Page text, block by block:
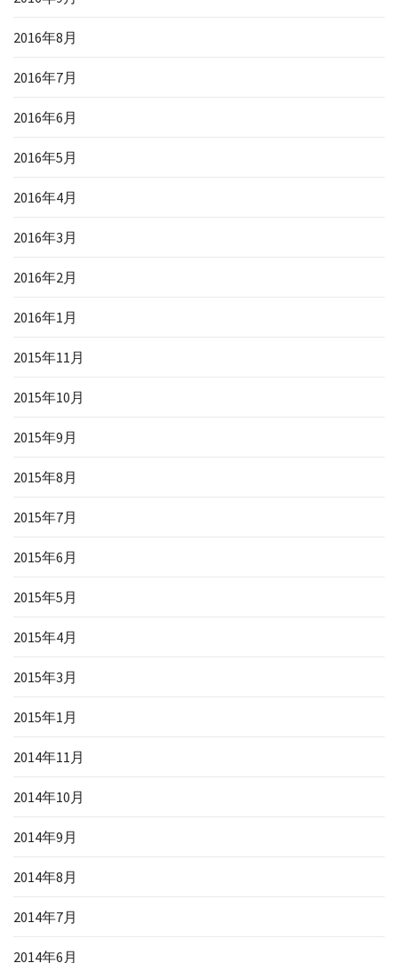
2016年8月
2016年7月
2016年6月
2016年5月
2016年4月
2016年3月
2016年2月
2016年1月
2015年11月
2015年10月
2015年9月
2015年8月
2015年7月
2015年6月
2015年5月
2015年4月
2015年3月
2015年1月
2014年11月
2014年10月
2014年9月
2014年8月
2014年7月
2014年6月